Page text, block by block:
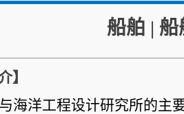
船舶 |
】
海洋工程设计研究所的主